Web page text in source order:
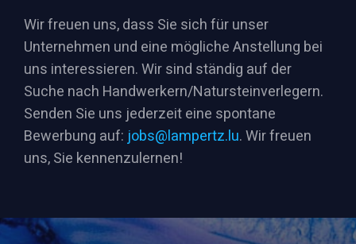
Wir freuen uns, dass Sie sich für unser
Unternehmen und eine mögliche Anstellung bei
uns interessieren. Wir sind ständig auf der
Suche nach Handwerkern/Natursteinverlegern.
Senden Sie uns jederzeit eine spontane
Bewerbung auf: jobs@lampertz.lu. Wir freuen
uns, Sie kennenzulernen!